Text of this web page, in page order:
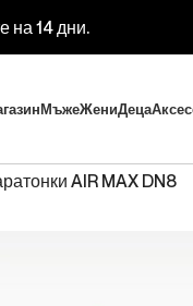
на 14 дни.
МъжеЖениДеца
AIR MAX DN8